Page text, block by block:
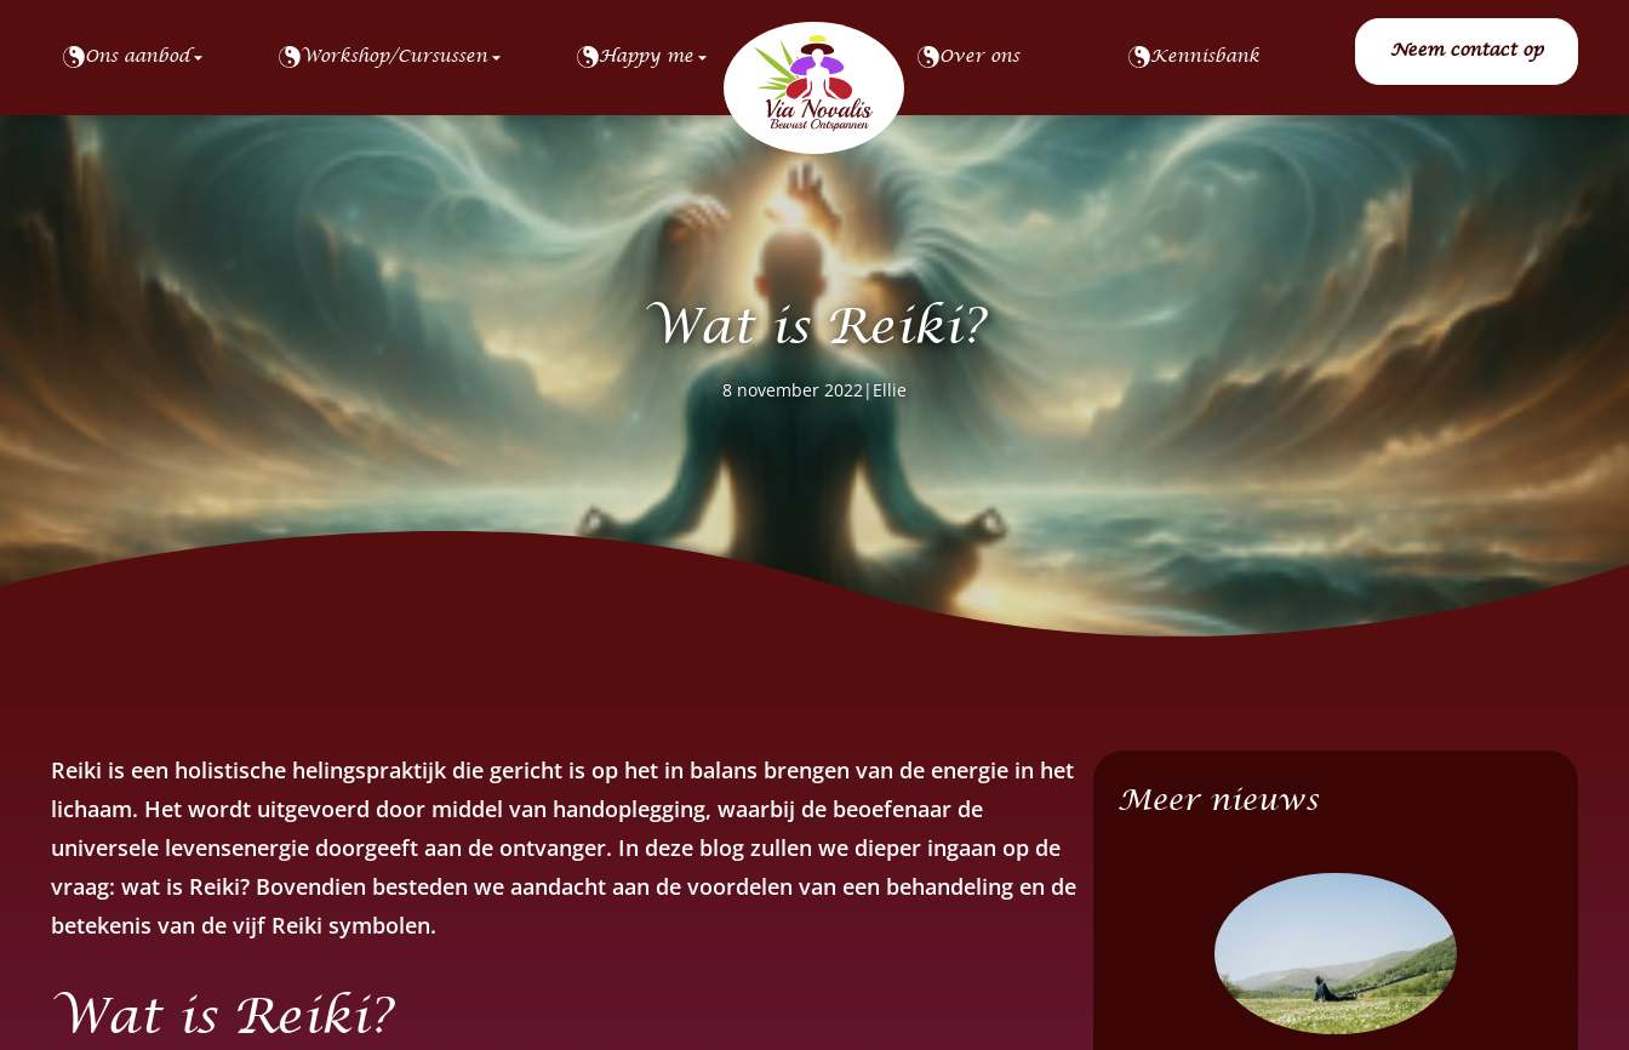
Ons aanbod Workshop/Cursussen Happy me Over ons Kennisbank Neem contact op
Wat is Reiki?
8 november 2022|Ellie
Reiki is een holistische helingspraktijk die gericht is op het in balans brengen van de energie in het
lichaam. Het wordt uitgevoerd door middel van handoplegging, waarbij de beoefenaar de
universele levensenergie doorgeeft aan de ontvanger. In deze blog zullen we dieper ingaan op de
vraag: wat is Reiki? Bovendien besteden we aandacht aan de voordelen van een behandeling en de
betekenis van de vijf Reiki symbolen.
Wat is Reiki?
Meer nieuws